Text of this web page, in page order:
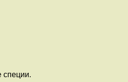
специи.